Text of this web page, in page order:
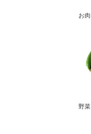
お肉
野菜